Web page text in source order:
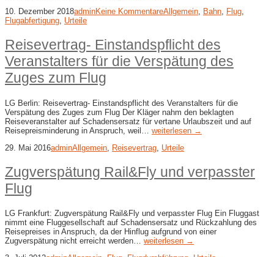
10. Dezember 2018adminKeine KommentareAllgemein, Bahn, Flug,
Flugabfertigung, Urteile
Reisevertrag- Einstandspflicht des
Veranstalters für die Verspätung des
Zuges zum Flug
LG Berlin: Reisevertrag- Einstandspflicht des Veranstalters für die
Verspätung des Zuges zum Flug Der Kläger nahm den beklagten
Reiseveranstalter auf Schadensersatz für vertane Urlaubszeit und auf
Reisepreisminderung in Anspruch, weil… weiterlesen →
29. Mai 2016adminAllgemein Reisevertrag Urteile
Zugverspätung Rail&Fly und verpasster
Flug
LG Frankfurt: Zugverspätung Rail&Fly und verpasster Flug Ein Fluggast
nimmt eine Fluggesellschaft auf Schadensersatz und Rückzahlung des
Reisepreises in Anspruch, da der Hinflug aufgrund von einer
Zugverspätung nicht erreicht werden… weiterlesen →